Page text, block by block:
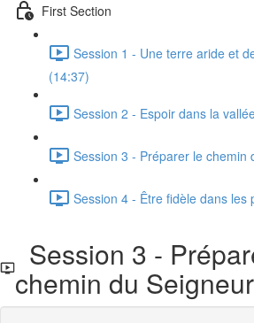
First Section
Session 1 - Une terre aride et
(14:37)
Session 2 - Espoir dans la
Session 3 - Préparer le chemin
Session 4 - Être fidèle dans les
Session 3 -
chemin du Seigneur